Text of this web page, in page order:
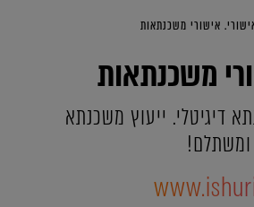
אישורי משכנתאות
משכנתאות
דיגיטלי. ייעוץ משכנתא
ומשתלם!